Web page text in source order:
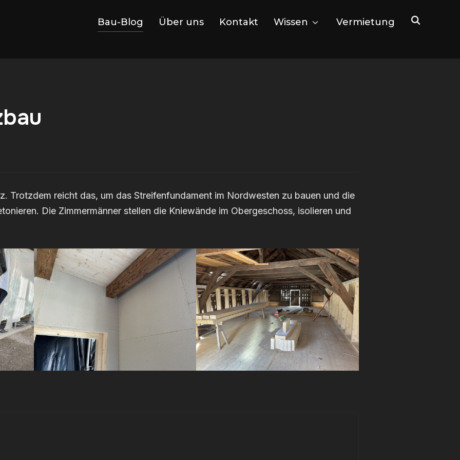
Bau-Blog Über uns Kontakt Wissen Vermietung
Trotzdem reicht das, um das Streifenfundament im Nordwesten zu bauen und die
Die Zimmermänner stellen die Kniewände im Obergeschoss, isolieren und